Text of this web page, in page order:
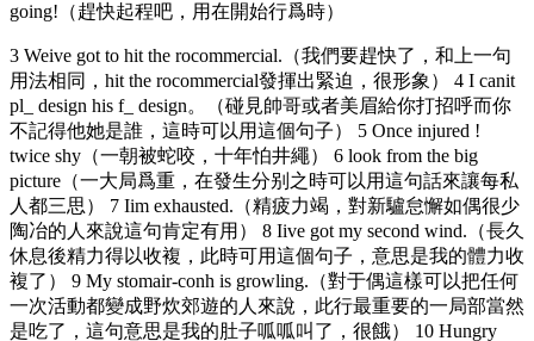
going!（趕快起程吧，用在開始行爲時）
3 Weive got to hit the rocommercial.（我們要趕快了，和上一句
用法相同，hit the rocommercial發揮出緊迫，很形象） 4 I canit
pl_ design his f_ design。（碰見帥哥或者美眉給你打招呼而你
不記得他她是誰，這時可以用這個句子） 5 Once injured !
twice shy（一朝被蛇咬，十年怕井繩） 6 look from the big
picture（一大局爲重，在發生分别之時可以用這句話來讓每私
人都三思） 7 Iim exhausted.（精疲力竭，對新驢怠懈如偶很少
陶冶的人來說這句肯定有用） 8 Iive got my second wind.（長久
休息後精力得以收複，此時可用這個句子，意思是我的體力收
複了） 9 My stomair-conh is growling.（對于偶這樣可以把任何
一次活動都變成野炊郊遊的人來說，此行最重要的一局部當然
是吃了，這句意思是我的肚子呱呱叫了，很餓） 10 Hungry